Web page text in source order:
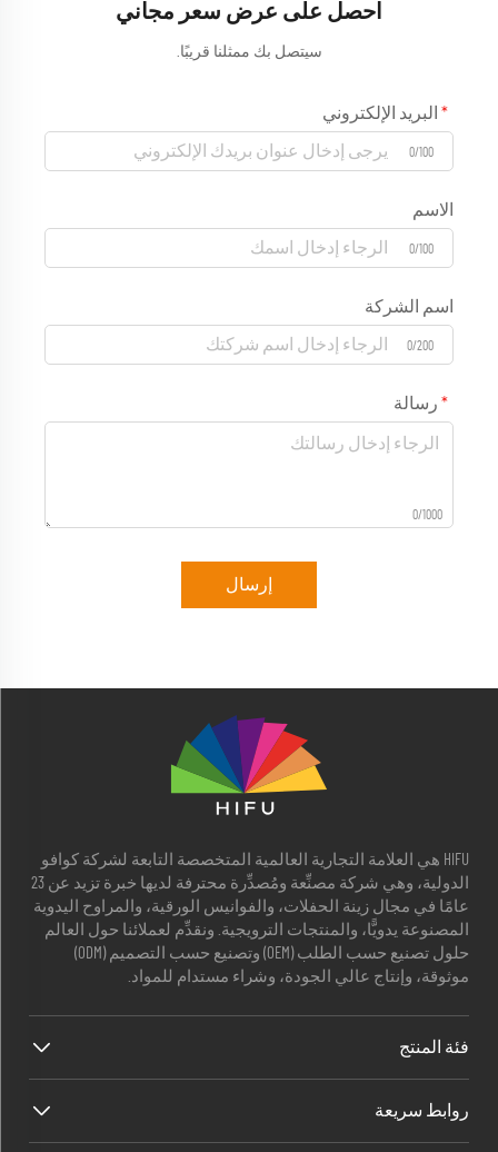
احصل على عرض سعر مجاني
سيتصل بك ممثلنا قريبًا.
البريد الإلكتروني
0/100
الاسم
0/100
اسم الشركة
0/200
رسالة
0/1000
إرسال
HIFU هي العلامة التجارية العالمية المتخصصة التابعة لشركة كوافو
الدولية، وهي شركة مصنِّعة ومُصدِّرة محترفة لديها خبرة تزيد عن 23
عامًا في مجال زينة الحفلات، والفوانيس الورقية، والمراوح اليدوية
المصنوعة يدويًّا، والمنتجات الترويجية. ونقدِّم لعملائنا حول العالم
حلول تصنيع حسب الطلب (OEM) وتصنيع حسب التصميم (ODM)
موثوقة، وإنتاج عالي الجودة، وشراء مستدام للمواد.
فئة المنتج
روابط سريعة